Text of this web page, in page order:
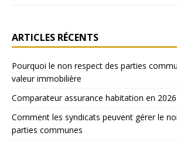
ARTICLES RÉCENTS
Pourquoi le non respect des parties
valeur immobilière
Comparateur assurance habitation en
Comment les syndicats peuvent gérer le
parties communes